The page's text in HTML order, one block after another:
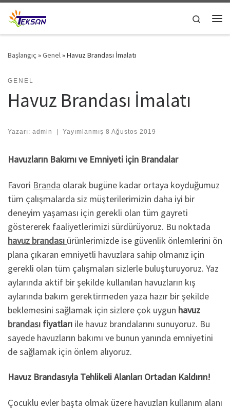
Skip to content
Search
Başlangıç »Genel»Havuz Brandası İmalatı
GENEL
Havuz Brandası İmalatı
Yazarı: admin Yayımlanmış 8 Ağustos 2019
Havuzların Bakımı ve Emniyeti için Brandalar
Favori Branda olarak bugüne kadar ortaya koyduğumuz
tüm çalışmalarda siz müşterilerimizin daha iyi bir
deneyim yaşaması için gerekli olan tüm gayreti
göstererek faaliyetlerimizi sürdürüyoruz. Bu noktada
havuz brandası ürünlerimizde ise güvenlik önlemlerini ön
plana çıkaran emniyetli havuzlara sahip olmanız için
gerekli olan tüm çalışmaları sizlerle buluşturuyoruz. Yaz
aylarında aktif bir şekilde kullanılan havuzların kış
aylarında bakım gerektirmeden yaza hazır bir şekilde
beklemesini sağlamak için sizlere çok uygun havuz
brandası fiyatları ile havuz brandalarını sunuyoruz. Bu
sayede havuzların bakımı ve bunun yanında emniyetini
de sağlamak için önlem alıyoruz.
Havuz Brandasıyla Tehlikeli Alanları Ortadan Kaldırın!
Çocuklu evler başta olmak üzere havuzları kullanım alanı